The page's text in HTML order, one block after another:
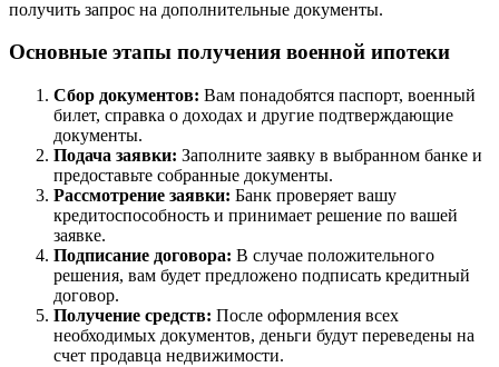
получить запрос на дополнительные документы.
Основные этапы получения военной ипотеки
Сбор документов: Вам понадобятся паспорт, военный
билет, справка о доходах и другие подтверждающие
документы.
Подача заявки: Заполните заявку в выбранном банке и
предоставьте собранные документы.
Рассмотрение заявки: Банк проверяет вашу
кредитоспособность и принимает решение по вашей
заявке.
Подписание договора: В случае положительного
решения, вам будет предложено подписать кредитный
договор.
Получение средств: После оформления всех
необходимых документов, деньги будут переведены на
счет продавца недвижимости.